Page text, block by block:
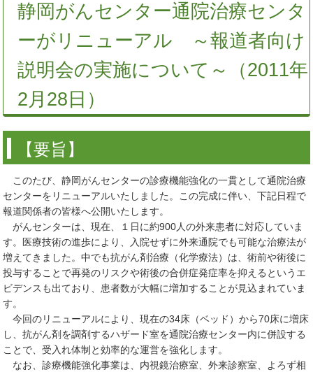
静岡がんセンター通院治療センタ
ーがリニューアル ～報道者向け
説明会の実施について～（2011年
2月28日）
【要旨】
このたび、静岡がんセンターの診療機能強化の一貫として通院治療
センターをリニューアルいたしました。この完成に伴い、下記日程で
報道関係者の皆様へ公開いたします。
がんセンターは、現在、１日に約900人の外来患者に対応していま
す。医療技術の進歩により、入院せずに外来通院でも可能な治療法が
増えてきました。中でも抗がん剤治療（化学療法）は、術前や術後に
投与することで再発のリスクや術後の合併症発症率を抑えるというエ
ビデンスも出ており、患者数が大幅に増加することが見込まれていま
す。
今回のリニューアルにより、現在の34床（ベッド）から70床に増床
し、抗がん剤を調剤するハザード室を通院治療センター内に併設する
ことで、受入れ体制と効率的な運営を強化します。
なお、診療機能強化事業は、内視鏡治療室、外来診察室、よろず相